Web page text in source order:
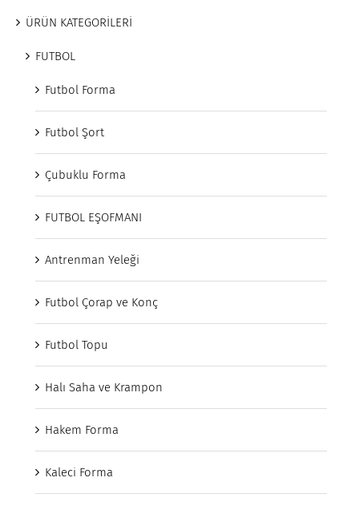
ÜRÜN KATEGORİLERİ
FUTBOL
Futbol Forma
Futbol Şort
Çubuklu Forma
FUTBOL EŞOFMANI
Antrenman Yeleği
Futbol Çorap ve Konç
Futbol Topu
Halı Saha ve Krampon
Hakem Forma
Kaleci Forma